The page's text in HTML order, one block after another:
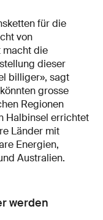
für die
von
macht die
dieser
billiger», sagt
grosse
Regionen
Halbinsel errichtet
Länder mit
Energien,
Australien.
werden